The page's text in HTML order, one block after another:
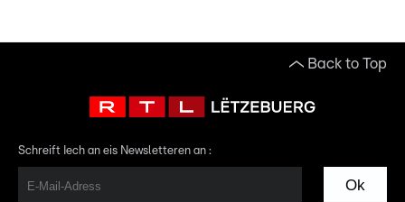
Back to Top
Schreift Iech an eis Newsletteren an :
Ok